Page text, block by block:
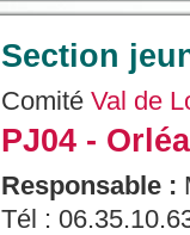
Section
Comité Val de
PJ04 -
Responsable :
Tél :